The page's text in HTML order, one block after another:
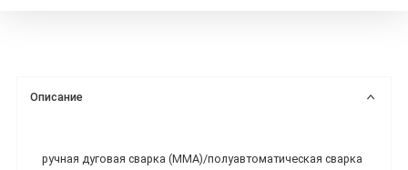
Описание
ручная дуговая сварка (MMA)/полуавтоматическая сварка